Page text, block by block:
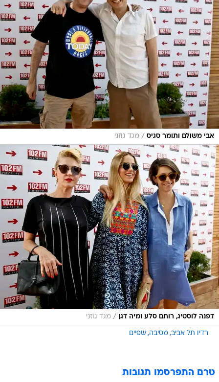
אבי משולם ותומר סגיס / מגד גוזני
דפנה לוסטיג, רותם סלע ומיה דגן / מגד גוזני
רדיו תל אביב מסיבה שפיים
טרם התפרסמו תגובות